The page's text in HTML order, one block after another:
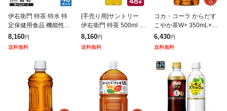
伊右衛門 特茶 特水 特
定保健用食品 機能性表
示食品 500ml 600ml ペ
ットボトル 選べる 48本
8,160円
送料無料
[手売り用]サントリー
伊右衛門 特茶 500ml 2
4本入り 2ケース(48本
SUNTORY いえもん 特
8,160円
送料無料
コカ・コーラ からだす
こやか茶W+ 350mL×48
本(24本×2ケース)PET
ラベルレス 特定保健用
6,430円
送料無料